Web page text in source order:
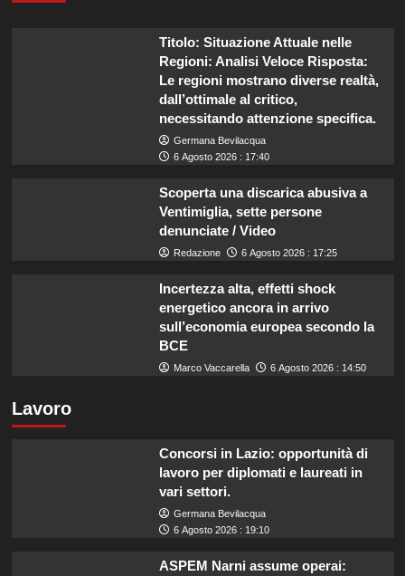
Titolo: Situazione Attuale nelle
Regioni: Analisi Veloce Risposta:
Le regioni mostrano diverse realtà,
dall’ottimale al critico,
necessitando attenzione specifica.
Germana Bevilacqua
6 Agosto 2026 : 17:40
Scoperta una discarica abusiva a
Ventimiglia, sette persone
denunciate / Video
Redazione 6 Agosto 2026 : 17:25
Incertezza alta, effetti shock
energetico ancora in arrivo
sull’economia europea secondo la
BCE
Marco Vaccarella 6 Agosto 2026 : 14:50
Lavoro
Concorsi in Lazio: opportunità di
lavoro per diplomati e laureati in
vari settori.
Germana Bevilacqua
6 Agosto 2026 : 19:10
ASPEM Narni assume operai: